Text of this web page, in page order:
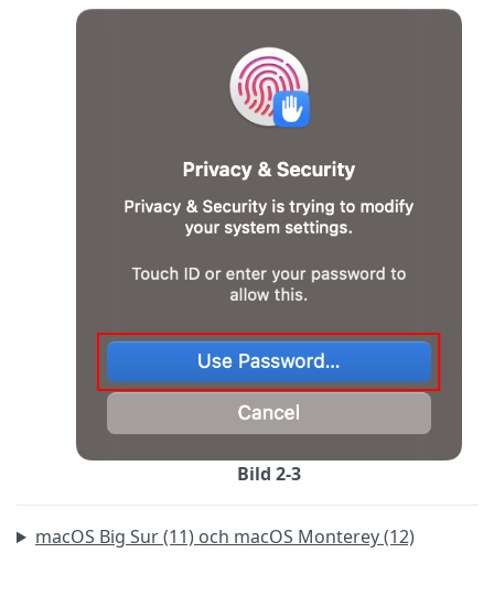
Bild 2-3
macOS Big Sur (11) och macOS Monterey (12)